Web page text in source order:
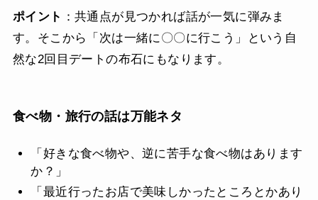
ポイント ：共通点が見つかれば話が一気に弾みま
す。そこから「次は一緒に〇〇に行こう」という自
然な2回目デートの布石にもなります。
食べ物・旅行の話は万能ネタ
「好きな食べ物や、逆に苦手な食べ物はあります
か？」
「最近行ったお店で美味しかったところとかあり